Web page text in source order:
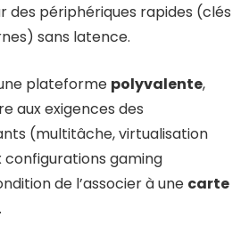
des périphériques rapides (clés
sans latence.
plateforme polyvalente,
aux exigences des
(multitâche, virtualisation
gaming
de l’associer à une carte
.